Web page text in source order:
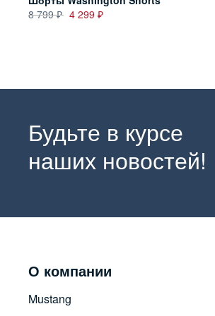
8 799
4 299
Будьте в курсе
наших новостей!
О компании
Mustang